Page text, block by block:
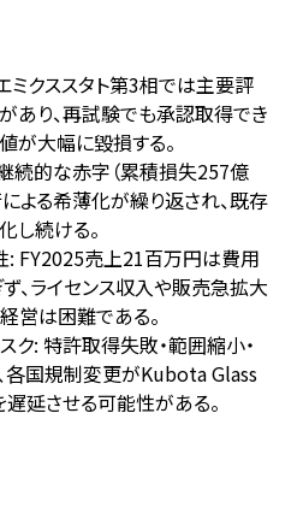
ミクススタト第3相では主要評
あり、再試験でも承認取得でき
が大幅に毀損する。
続的な赤字（累積損失257億
よる希薄化が繰り返され、既存
し続ける。
: FY2025売上21百万円は費用
、ライセンス収入や販売急拡大
営は困難である。
ク: 特許取得失敗・範囲縮小・
各国規制変更がKubota Glass
延させる可能性がある。